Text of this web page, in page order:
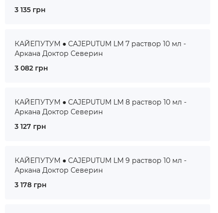
3 135 грн
КАЙЕПУТУМ ● CAJEPUTUM LM 7 раствор 10 мл -
Аркана Доктор Северин
3 082 грн
КАЙЕПУТУМ ● CAJEPUTUM LM 8 раствор 10 мл -
Аркана Доктор Северин
3 127 грн
КАЙЕПУТУМ ● CAJEPUTUM LM 9 раствор 10 мл -
Аркана Доктор Северин
3 178 грн